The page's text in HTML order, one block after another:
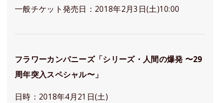
一般チケット発売日：2018年2月3日(土)10:00
フラワーカンパニーズ「シリーズ・人間の爆発 〜29
周年突入スペシャル〜」
日時：2018年4月21日(土)